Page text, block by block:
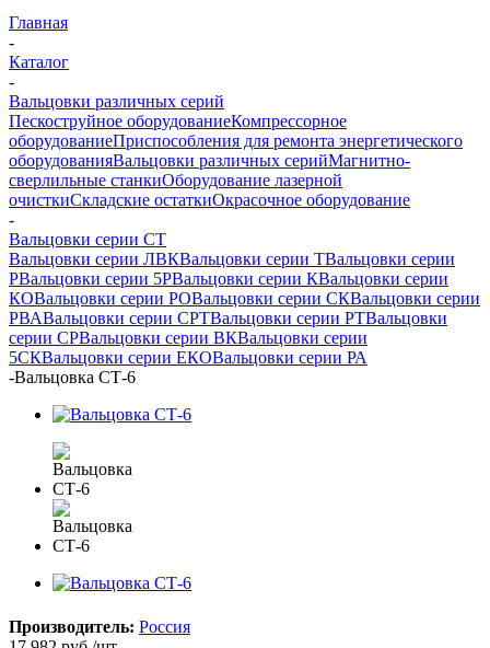
Главная
-
Каталог
-
Вальцовки различных серий
Пескоструйное оборудованиеКомпрессорное
оборудованиеПриспособления для ремонта энергетического
оборудованияВальцовки различных серийМагнитно-
сверлильные станкиОборудование лазерной
очисткиСкладские остаткиОкрасочное оборудование
-
Вальцовки серии СТ
Вальцовки серии ЛВКВальцовки серии ТВальцовки серии
РВальцовки серии 5РВальцовки серии КВальцовки серии
КОВальцовки серии РОВальцовки серии СКВальцовки серии
РВАВальцовки серии СРТВальцовки серии РТВальцовки
серии СРВальцовки серии ВКВальцовки серии
5СКВальцовки серии ЕКОВальцовки серии РА
-Вальцовка СТ-6
Производитель: Россия